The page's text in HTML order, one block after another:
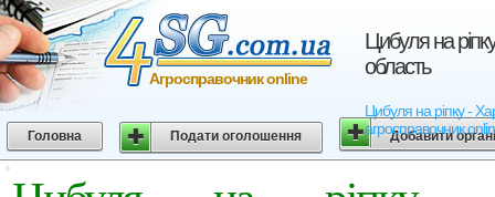
Цибуля на
область
Цибуля на ріпку -
агросправочник
Агросправочник online
Головна Подати оголошення Добавити